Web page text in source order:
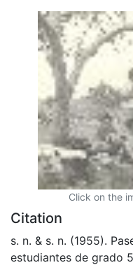
Click on the
Citation
s. n. & s. n. (1955).
estudiantes de grado